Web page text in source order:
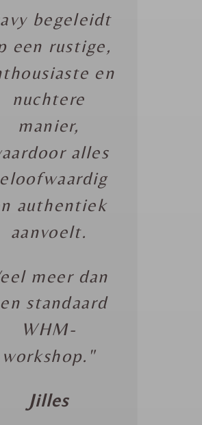
begeleidt
een rustige,
en
nuchtere
manier,
alles
authentiek
aanvoelt.
meer dan
standaard
WHM-
workshop."
Jilles